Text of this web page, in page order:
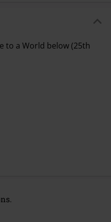
to a World below (25th